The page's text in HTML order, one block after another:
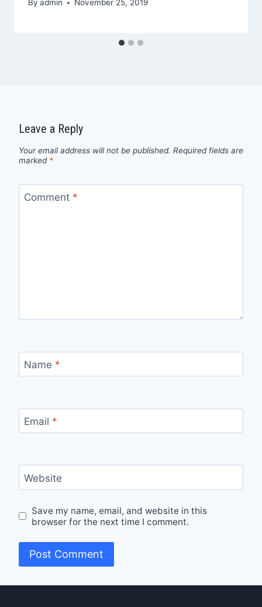
By admin November 25, 2019
Leave a Reply
Your email address will not be published. Required fields are
marked *
Comment *
Name *
Email *
Website
Save my name, email, and website in this
browser for the next time I comment.